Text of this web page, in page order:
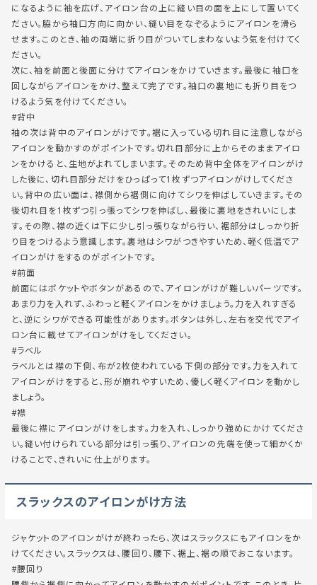
になるように袖を広げ、アイロン台の上に縫い目の面を上にして置いてく
ださい。脇から袖口方向に向かい、縫い目をなぞるようにアイロンを滑ら
せます。このとき、袖の両端に折り目がついてしまわないよう気を付けてく
ださい。
次に、袖を前面と後面に分けてアイロンをかけていきます。最後に袖口を
回しながらアイロンをかけ、整えて完了です。袖口の裏地にも折り目をつ
けるよう気を付けてください。
#背中
袖の次は背中のアイロンがけです。裾に入っている切れ目に注意しながら
アイロンを動かすのがポイントです。切れ目部分に上からそのままアイロ
ンをかけると、生地がよれてしまいます。そのため背中全体をアイロンがけ
した後に、切れ目部分だけをひっぱって1枚ずつアイロンがけしてくださ
い。背中の広い面は、襟側から裾側に向けてシワを伸ばしていきます。その
後切れ目を1枚ずつ引っ張ってシワを伸ばし、最後に裏地をきれいにしま
す。その際、襟の近くは下に少し引っ張りながら行い、裾部分はしっかり折
り目をつけるよう意識します。裏地はシワがつきやすいため、軽く低温でア
イロンがけをするのがポイントです。
#前面
前面にはポケットやボタンがあるので、アイロンがけが難しいパーツです。
あまり力を入れず、ふわっと軽くアイロンをかけましょう。力を入れすぎる
と、逆にシワができる可能性があります。ボタンは外し、左右を交代でアイ
ロン台に載せてアイロンがけをしてください。
#ラベル
ラベルとは襟の下側、布が2枚使われている下側の部分です。力を入れて
アイロンがけをすると、形が崩れやすいため、優しく軽くアイロンを動かし
ましょう。
#襟
最後に襟にアイロンがけをします。力を入れ、しっかり強めにかけてくださ
い。縫い付けられている部分は引っ張り、アイロンの先端を使って細かくか
けることで、きれいに仕上がります。
スラックスのアイロンがけ方法
ジャケットのアイロンがけが終わったら、次はスラックスにもアイロンをか
けてください。スラックスは、腰回り、腰下、裾上、裾の順でおこないます。
#腰回り